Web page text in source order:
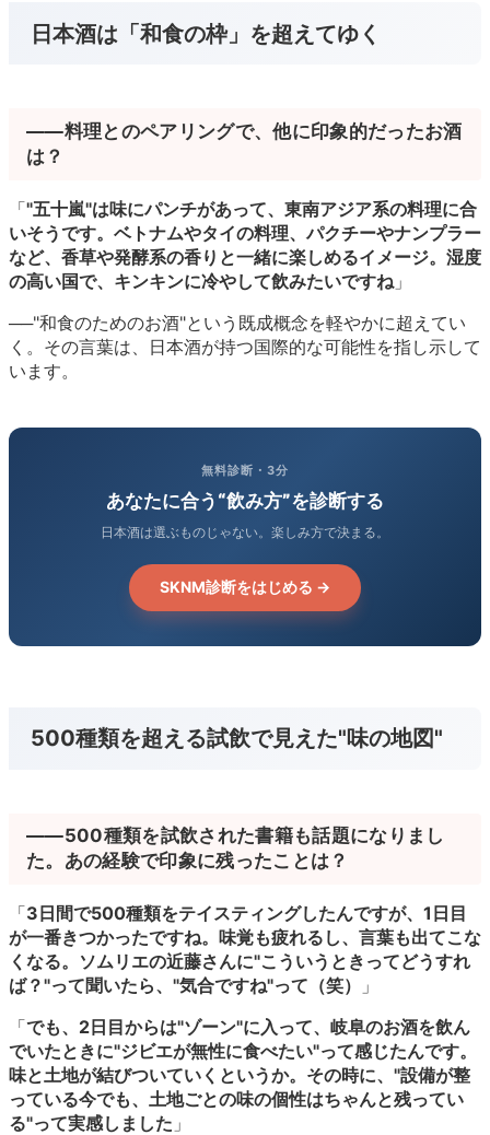
日本酒は「和食の枠」を超えてゆく
――料理とのペアリングで、他に印象的だったお酒
は？
「"五十嵐"は味にパンチがあって、東南アジア系の料理に合
いそうです。ベトナムやタイの料理、パクチーやナンプラー
など、香草や発酵系の香りと一緒に楽しめるイメージ。湿度
の高い国で、キンキンに冷やして飲みたいですね 」
──"和食のためのお酒"という既成概念を軽やかに超えてい
く。その言葉は、日本酒が持つ国際的な可能性を指し示して
います。
無料診断・3分
あなたに合う“飲み方”を診断する
日本酒は選ぶものじゃない。楽しみ方で決まる。
SKNM診断をはじめる →
500種類を超える試飲で見えた"味の地図"
――500種類を試飲された書籍も話題になりまし
た。あの経験で印象に残ったことは？
「3日間で500種類をテイスティングしたんですが、1日目
が一番きつかったですね。味覚も疲れるし、言葉も出てこな
くなる。ソムリエの近藤さんに"こういうときってどうすれ
ば？"って聞いたら、"気合ですね"って（笑）
」
「でも、2日目からは"ゾーン"に入って、岐阜のお酒を飲ん
でいたときに"ジビエが無性に食べたい"って感じたんです。
味と土地が結びついていくというか。その時に、"設備が整
っている今でも、土地ごとの味の個性はちゃんと残ってい
る"って実感しました 」